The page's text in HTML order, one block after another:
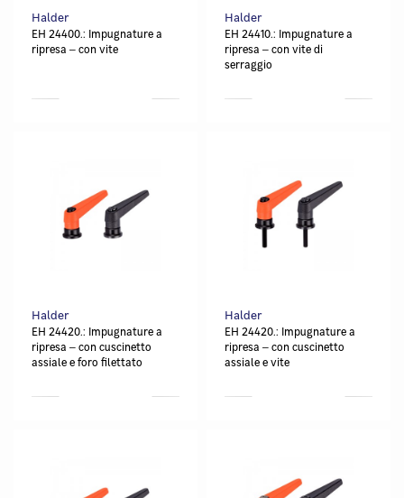
Halder
EH 24400.: Impugnature a
ripresa ‒ con vite
Halder
EH 24410.: Impugnature a
ripresa ‒ con vite di
serraggio
Halder
EH 24420.: Impugnature a
ripresa ‒ con cuscinetto
assiale e foro filettato
Halder
EH 24420.: Impugnature a
ripresa ‒ con cuscinetto
assiale e vite